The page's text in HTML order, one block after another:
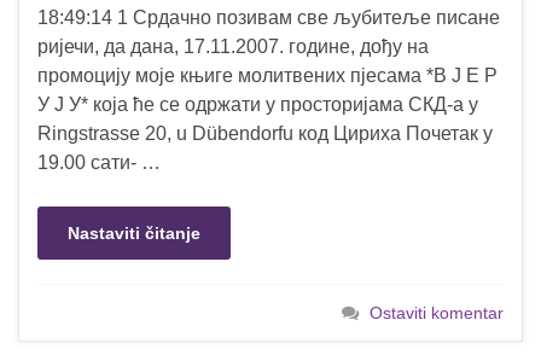
18:49:14 1 Срдачно позивам све љубитеље писане
ријечи, да дана, 17.11.2007. године, дођу на
промоцију моје књиге молитвених пјесама *В Ј Е Р
У Ј У* која ће се одржати у просторијама СКД-а у
Ringstrasse 20, u Dübendorfu код Цириха Почетак у
19.00 сати- …
Nastaviti čitanje
Ostaviti komentar